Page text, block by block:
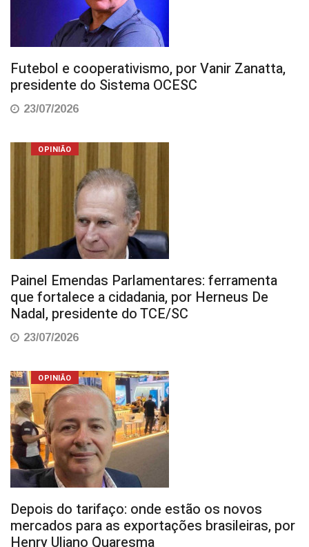
Futebol e cooperativismo, por Vanir Zanatta,
presidente do Sistema OCESC
23/07/2026
OPINIÃO
Painel Emendas Parlamentares: ferramenta
que fortalece a cidadania, por Herneus De
Nadal, presidente do TCE/SC
23/07/2026
OPINIÃO
Depois do tarifaço: onde estão os novos
mercados para as exportações brasileiras, por
Henry Uliano Quaresma